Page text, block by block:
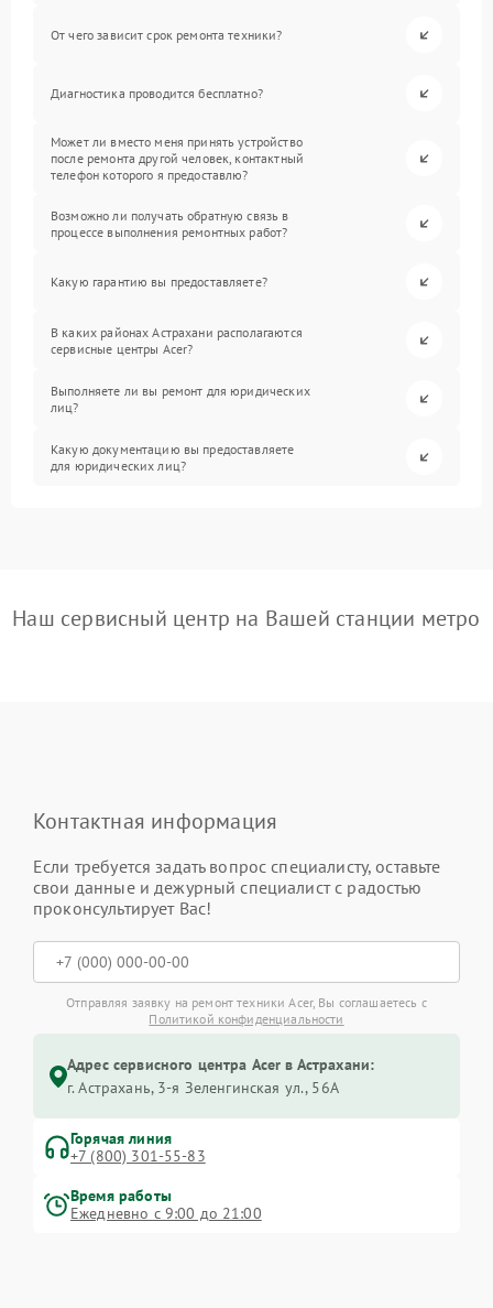
От чего зависит срок ремонта техники?
Диагностика проводится бесплатно?
Может ли вместо меня принять устройство
после ремонта другой человек, контактный
телефон которого я предоставлю?
Возможно ли получать обратную связь в
процессе выполнения ремонтных работ?
Какую гарантию вы предоставляете?
В каких районах Астрахани располагаются
сервисные центры Acer?
Выполняете ли вы ремонт для юридических
лиц?
Какую документацию вы предоставляете
для юридических лиц?
Наш сервисный центр на Вашей станции метро
Контактная информация
Если требуется задать вопрос специалисту, оставьте
свои данные и дежурный специалист с радостью
проконсультирует Вас!
Отправляя заявку на ремонт техники Acer, Вы соглашаетесь с
Политикой конфиденциальности
Адрес сервисного центра Acer в Астрахани:
г. Астрахань, 3-я Зеленгинская ул., 56А
Горячая линия
+7 (800) 301-55-83
Время работы
Ежедневно с 9:00 до 21:00